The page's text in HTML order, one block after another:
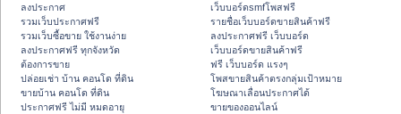
ลงประกาศ
รวมเว็บประกาศฟรี
รวมเว็บซื้อขาย ใช้งานง่าย
ลงประกาศฟรี ทุกจังหวัด
ต้องการขาย
ปล่อยเช่า บ้าน คอนโด ที่ดิน
ขายบ้าน คอนโด ที่ดิน
ประกาศฟรี ไม่มี หมดอายุ
เว็บบอร์ดsmfโพสฟรี
รายชื่อเว็บบอร์ดขายสินค้าฟรี
ลงประกาศฟรี เว็บบอร์ด
เว็บบอร์ดขายสินค้าฟรี
ฟรี เว็บบอร์ด แรงๆ
โพสขายสินค้าตรงกลุ่มเป้าหมาย
โฆษณาเลื่อนประกาศได้
ขายของออนไลน์